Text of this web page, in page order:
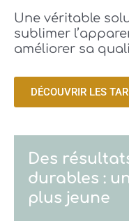
Une véritable
sublimer
améliorer sa
DÉCOUVRIR LES
Des
durables :
plus jeune